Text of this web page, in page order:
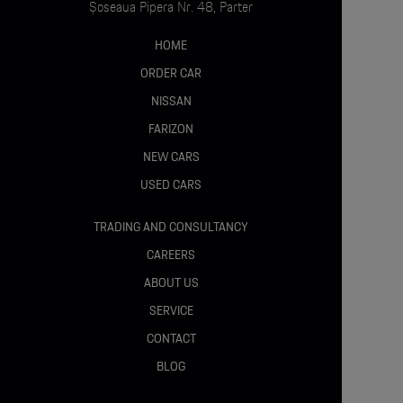
Banchetă cu posibilitate de încărcare prin spate
Rulou portbagaj EASY-PACK (723)
Confort & multimedia :
MBUX Navigation Premium (PBG)
Navigație pe hard-disk (365)
Display digital șofer (464)
Șoseaua Pipera Nr. 48, Parter
HOME
ORDER CAR
NISSAN
FARIZON
NEW CARS
USED CARS
TRADING AND CONSULTANCY
CAREERS
ABOUT US
SERVICE
CONTACT
BLOG